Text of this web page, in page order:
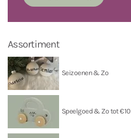
Assortiment
Seizoenen & Zo
Speelgoed & Zo tot €10